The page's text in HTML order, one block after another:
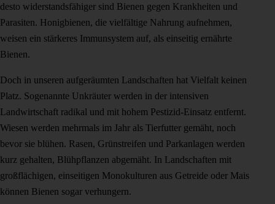
desto widerstandsfähiger sind Bienen gegen Krankheiten und
Parasiten. Honigbienen, die vielfältige Nahrung aufnehmen,
weisen ein stärkeres Immunsystem auf, als einseitig ernährte
Bienen.
Doch in unseren aufgeräumten Landschaften hat Vielfalt keinen
Platz. Sogenannte Unkräuter werden in der intensiven
Landwirtschaft radikal und mit hohem Pestizid-Einsatz entfernt.
Wiesen werden mehrmals im Jahr als Tierfutter gemäht, noch
bevor sie blühen. Rasen, Grünstreifen und Parkanlagen werden
kurz gehalten, Blühpflanzen abgemäht. In Landschaften mit
großflächigen, einseitigen Monokulturen aus Getreide oder Mais
können Bienen sogar verhungern.